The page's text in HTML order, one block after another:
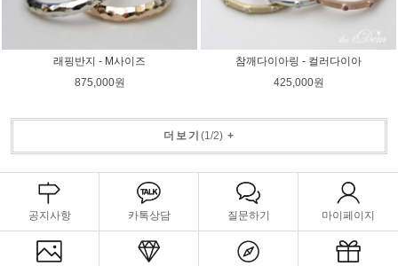
래핑반지 - M사이즈
875,000원
참깨다이아링 - 컬러다이아
425,000원
더보기 (1 /2)+
공지사항 카톡상담 질문하기 마이페이지